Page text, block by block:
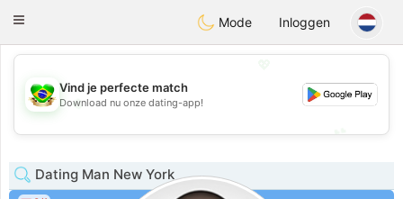
Conversar
Toggle
Mode Inloggen
💖
💕
Vind je perfecte match
Download nu onze dating-app!
Dating Man New York